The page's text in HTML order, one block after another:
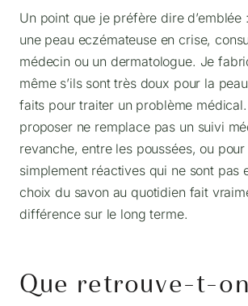
Un point que je préfère dire d’emblée
une peau eczémateuse en crise,
médecin ou un dermatologue. Je
même s’ils sont très doux pour la
faits pour traiter un problème
proposer ne remplace pas un suivi
revanche, entre les poussées, ou
simplement réactives qui ne sont pas
choix du savon au quotidien fait
différence sur le long terme.
Que retrouve-t-